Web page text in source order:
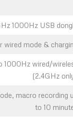
1000Hz USB
wired mode &
1000Hz wired/
(2.4GHz
macro recording
to 10